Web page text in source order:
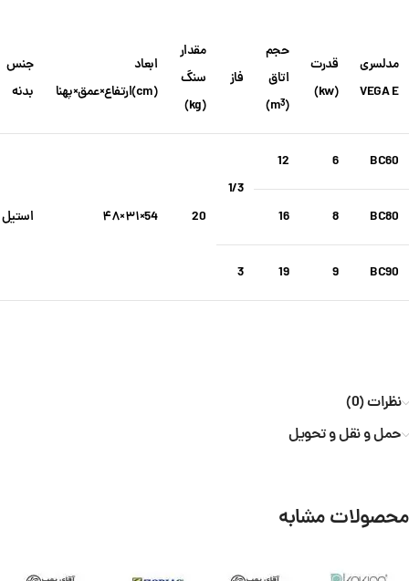
مدلسری
VEGA E
قدرت
(kw)
حجم
اتاق
(m
3
)
فاز
مقدار
سنگ
(kg)
ابعاد
(cm)
ارتفاع×عمق×پهنا
جنس
بدنه
BC60
6
12
1/3
20
54×۳۱×۴۸ استیل BC80
8
16
BC90
9
19
3
نظرات (0)
حمل و نقل و تحویل
محصولات مشابه